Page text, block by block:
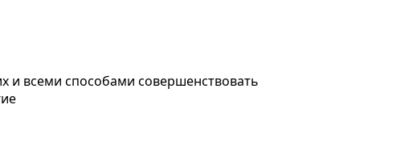
и всеми способами совершенствовать